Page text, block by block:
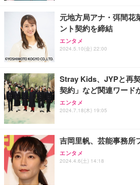
元地方局アナ・弭間花
ント契約を締結
エンタメ
2024.5.10(金) 22:00
Stray Kids、JYPと再
契約」など関連ワード
エンタメ
2024.7.18(木) 19:05
吉岡里帆、芸能事務所
エンタメ
2024.4.6(土) 14:18